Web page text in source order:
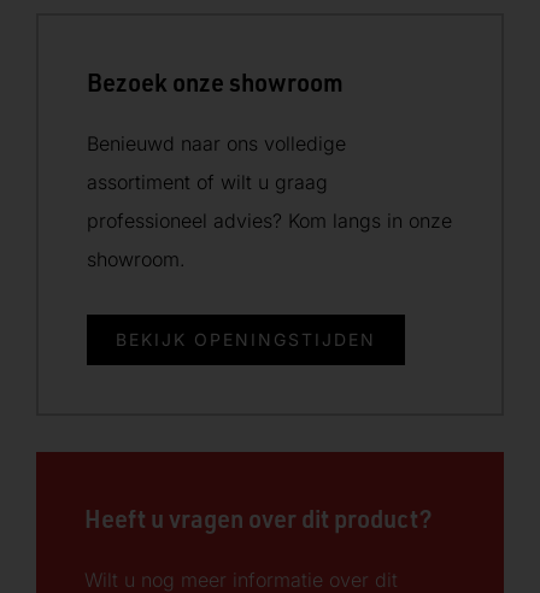
Bezoek onze showroom
Benieuwd naar ons volledige
assortiment of wilt u graag
professioneel advies? Kom langs in onze
showroom.
BEKIJK OPENINGSTIJDEN
Heeft u vragen over dit product?
Wilt u nog meer informatie over dit